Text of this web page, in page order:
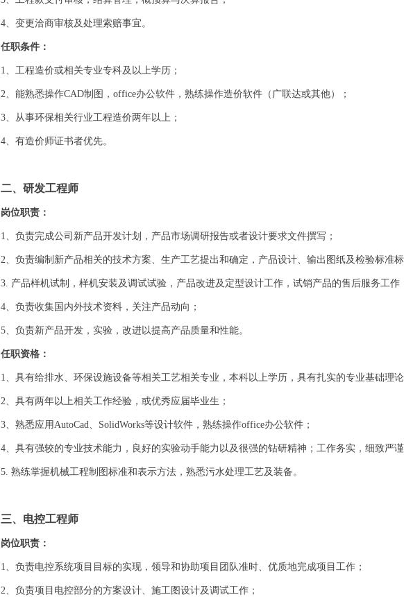
4、变更洽商审核及处理索赔事宜。
任职条件：
1、工程造价或相关专业专科及以上学历；
2、能熟悉操作CAD制图，office办公软件，熟练操作造价软件（广联达或其他）；
3、从事环保相关行业工程造价两年以上；
4、有造价师证书者优先。
二、研发工程师
岗位职责：
1、负责完成公司新产品开发计划，产品市场调研报告或者设计要求文件撰写；
2、负责编制新产品相关的技术方案、生产工艺提出和确定，产品设计、输出图纸及检验标准标
3. 产品样机试制，样机安装及调试试验，产品改进及定型设计工作，试销产品的售后服务工作
4、负责收集国内外技术资料，关注产品动向；
5、负责新产品开发，实验，改进以提高产品质量和性能。
任职资格：
1、具有给排水、环保设施设备等相关工艺相关专业，本科以上学历，具有扎实的专业基础理
2、具有两年以上相关工作经验，或优秀应届毕业生；
3、熟悉应用AutoCad、SolidWorks等设计软件，熟练操作office办公软件；
4、具有强较的专业技术能力，良好的实验动手能力以及很强的钻研精神；工作务实，细致严
5. 熟练掌握机械工程制图标准和表示方法，熟悉污水处理工艺及装备。
三、电控工程师
岗位职责：
1、负责电控系统项目目标的实现，领导和协助项目团队准时、优质地完成项目工作；
2、负责项目电控部分的方案设计、施工图设计及调试工作；